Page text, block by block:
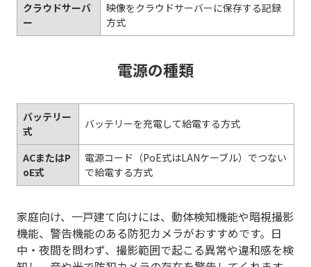
クラウドサーバ
ー
映像をクラウドサーバーに保存する記録
方式
電源の種類
バッテリー
式
バッテリーを充電して給電する方式
ACまたはP
oE式
電源コード（PoE式はLANケーブル）でつない
で給電する方式
家庭向け、一戸建て向けには、動体検知機能や暗視撮影
機能、警告機能のある防犯カメラがおすすめです。日
中・夜間を問わず、撮影範囲で起こる異常や違和感を検